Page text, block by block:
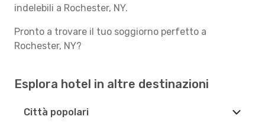
indelebili a Rochester, NY.
Pronto a trovare il tuo soggiorno perfetto a
Rochester, NY?
Esplora hotel in altre destinazioni
Città popolari